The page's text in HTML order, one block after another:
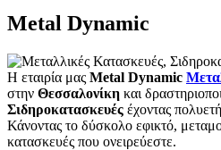
Metal Dynamic
Η εταιρία μας Metal Dynamic
στην Θεσσαλονίκη και
Σιδηροκατασκευές έχοντας
Κάνοντας το δύσκολο εφικτό,
κατασκευές που ονειρεύεστε.